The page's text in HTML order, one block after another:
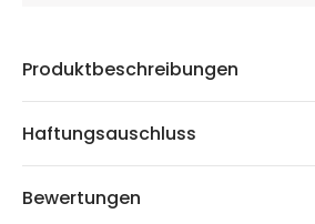
Produktbeschreibungen
Haftungsauschluss
Bewertungen